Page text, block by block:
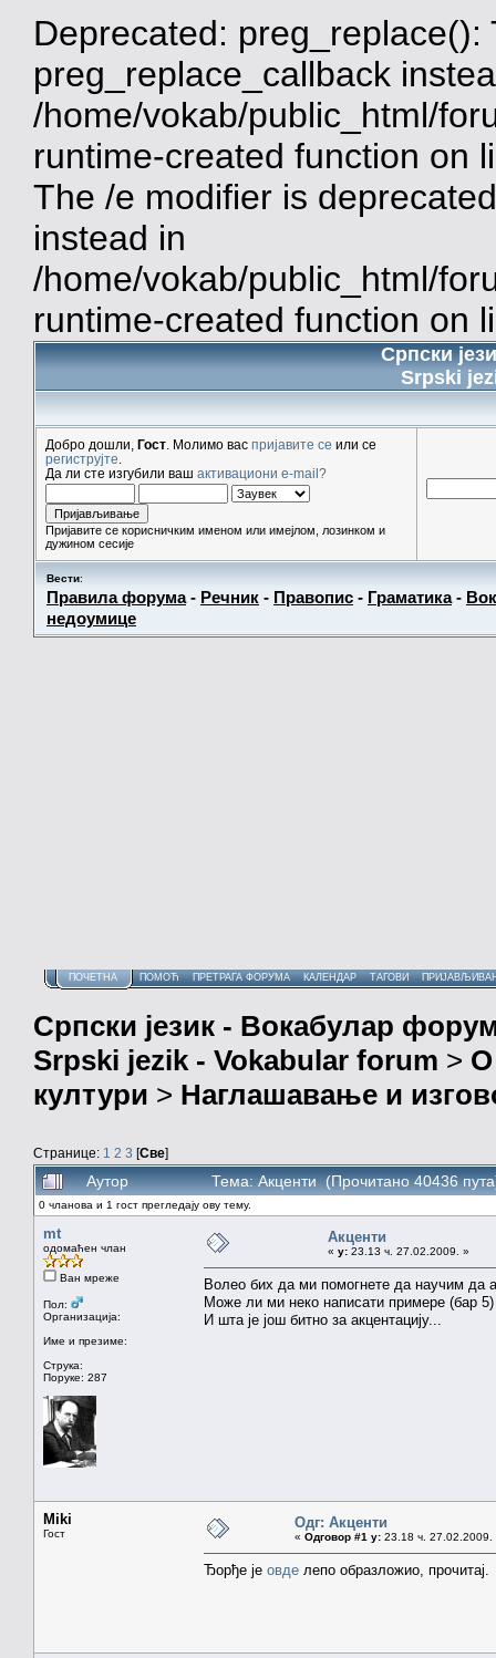
Deprecated:
preg_replace_callback
/home/vokab/public_html/
runtime-created function on
The /e modifier is
instead in
/home/vokab/public_html/
runtime-created function on
Српски
Srpski
Добро дошли, Гост . Молимо вас пријавите се или се
региструјте
Да ли сте изгубили ваш активациони e-mail?
Пријавите се корисничким именом или имејлом, лозинком и
дужином сесије
Вести:
Правила форума- Речник - Правопис - Граматика-
недоумице
ПОЧЕТНА ПОМОЋ ПРЕТРАГА ФОРУМА КАЛЕНДАР ТАГОВИ
Српски језик - Вокабулар
Srpski jezik - Vokabular forum > О
култури > Наглашавање и
Странице: 1 2 3 [Све]
Аутор Тема: Акценти (Прочитано 40436
0 чланова и 1 гост прегледају ову тему.
mt
одомаћен члан
Ван мреже
Пол:
Организација:
Име и презиме:
Струка:
Поруке: 287
Акценти
« у: 23.13 ч. 27.02.2009. »
Волео бих да ми помогнете да научим да
Може ли ми неко написати примере (бар
И шта је још битно за акцентацију...
Miki
Гост
Одг: Акценти
« Одговор #1 у: 23.18 ч. 27.02.2009.
Ђорђе је овде лепо образложио, прочитај.